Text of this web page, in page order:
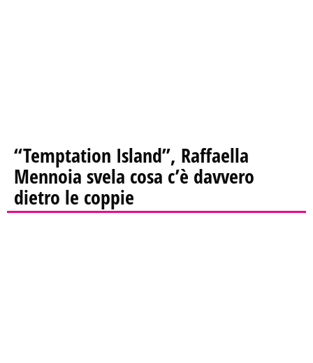
“Temptation Island”, Raffaella
Mennoia svela cosa c’è davvero
dietro le coppie